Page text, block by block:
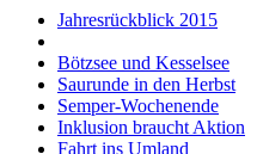
Jahresrückblick 2015
Bötzsee und Kesselsee
Saurunde in den Herbst
Semper-Wochenende
Inklusion braucht Aktion
Fahrt ins Umland